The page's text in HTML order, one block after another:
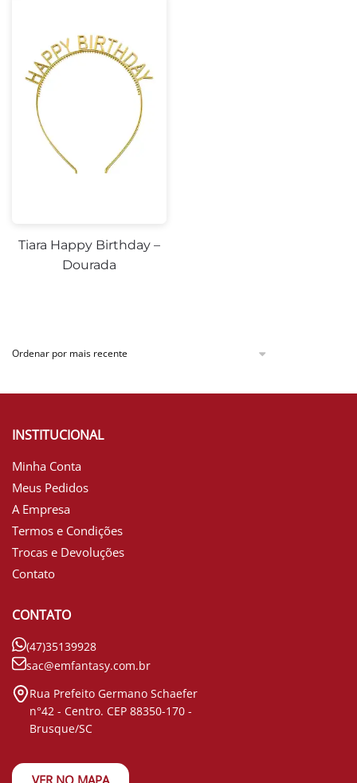
Tiara Happy Birthday –
Dourada
INSTITUCIONAL
Minha Conta
Meus Pedidos
A Empresa
Termos e Condições
Trocas e Devoluções
Contato
CONTATO
(47)35139928
sac@emfantasy.com.br
Rua Prefeito Germano Schaefer
n°42 - Centro. CEP 88350-170 -
Brusque/SC
VER NO MAPA